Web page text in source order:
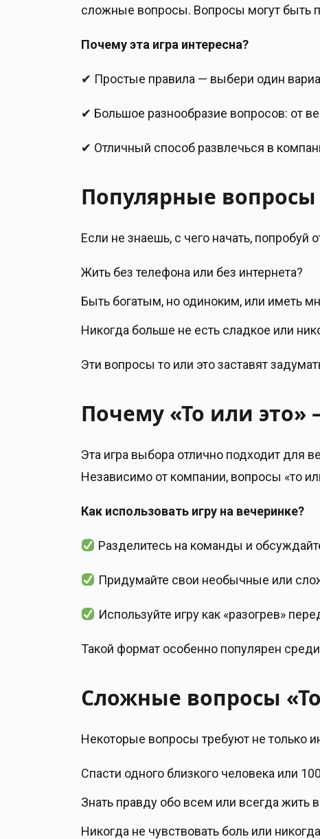
сложные вопросы. Вопросы могут быть
Почему эта игра интересна?
✔ Простые правила — выбери один
✔ Большое разнообразие вопросов: от
✔ Отличный способ развлечься в
Популярные вопросы
Если не знаешь, с чего начать, попробуй
Жить без телефона или без интернета?
Быть богатым, но одиноким, или иметь
Никогда больше не есть сладкое или
Эти вопросы то или это заставят
Почему «То или это»
Эта игра выбора отлично подходит для
Независимо от компании, вопросы «то
Как использовать игру на вечеринке?
Разделитесь на команды и
Придумайте свои необычные или
Используйте игру как «разогрев»
Такой формат особенно популярен
Сложные вопросы
Некоторые вопросы требуют не только
Спасти одного близкого человека или
Знать правду обо всем или всегда жить
Никогда не чувствовать боль или